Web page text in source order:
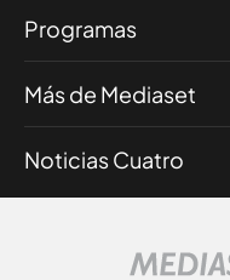
Programas
Más de Mediaset
Noticias Cuatro